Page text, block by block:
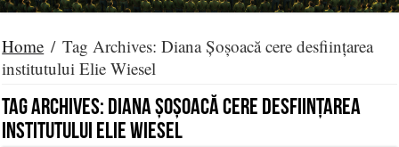
Home / Tag Archives: Diana Șoșoacă cere desființarea
institutului Elie Wiesel
Tag Archives: Diana Șoșoacă cere desființarea
institutului Elie Wiesel